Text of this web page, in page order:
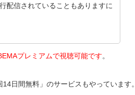
配信されていることもありますに
プレミアムで視聴可能です。
日間無料」のサービスもやっています。